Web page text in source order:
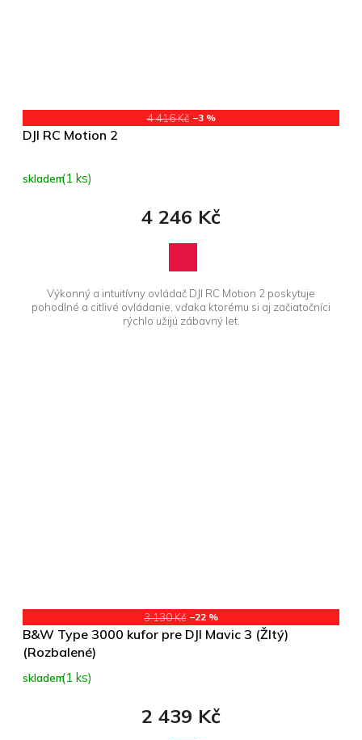
4 416 Kč –3 %
DJI RC Motion 2
skladem(1 ks)
4 246 Kč
Výkonný a intuitívny ovládač DJI RC Motion 2 poskytuje
pohodlné a citlivé ovládanie, vďaka ktorému si aj začiatočníci
rýchlo užijú zábavný let.
3 130 Kč –22 %
B&W Type 3000 kufor pre DJI Mavic 3 (Žltý)
(Rozbalené)
skladem(1 ks)
2 439 Kč